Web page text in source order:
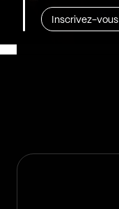
Inscrivez-vous